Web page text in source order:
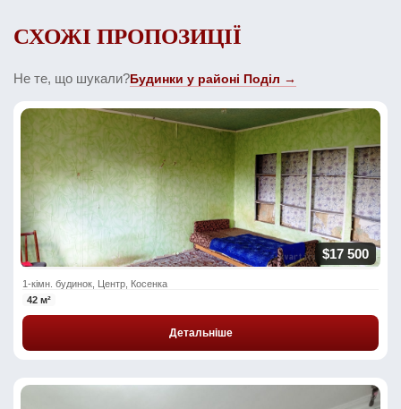
СХОЖІ ПРОПОЗИЦІЇ
Не те, що шукали?Будинки у районі Поділ →
$17 500
1-кімн. будинок, Центр, Косенка
42 м²
Детальніше